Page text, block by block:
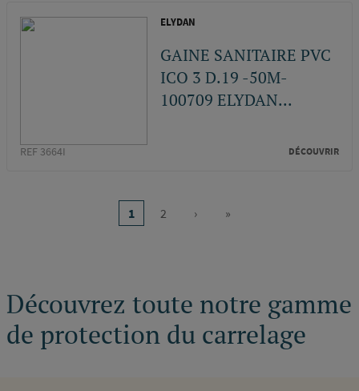
ELYDAN
GAINE SANITAIRE PVC
ICO 3 D.19 -50M-
100709 ELYDAN...
REF 3664I DÉCOUVRIR
Page
1 Page
2
Page
›
Dernière
»
Découvrez toute notre gamme
de protection du carrelage